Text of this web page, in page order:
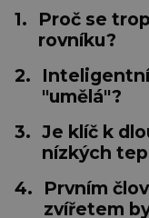
1.
Proč se
rovníku?
2.
"umělá"?
3. Je klíč k
nízkých
4.
Prvním
zvířetem